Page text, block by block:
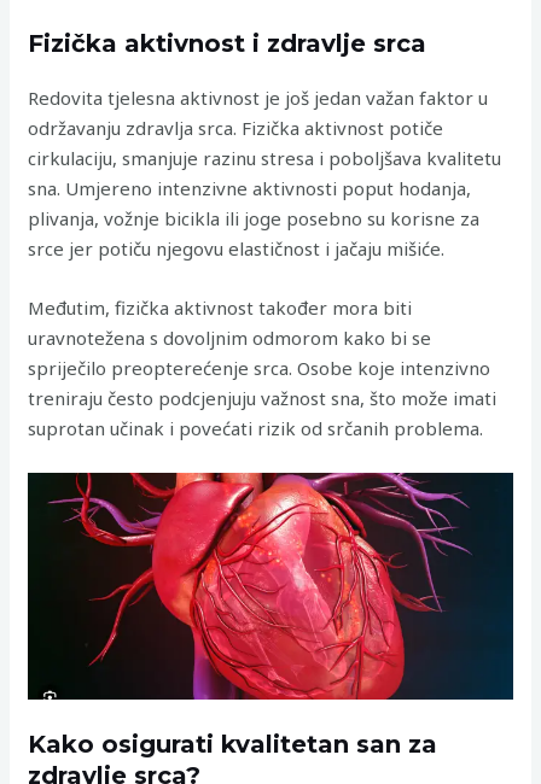
Fizička aktivnost i zdravlje srca
Redovita tjelesna aktivnost je još jedan važan faktor u
održavanju zdravlja srca. Fizička aktivnost potiče
cirkulaciju, smanjuje razinu stresa i poboljšava kvalitetu
sna. Umjereno intenzivne aktivnosti poput hodanja,
plivanja, vožnje bicikla ili joge posebno su korisne za
srce jer potiču njegovu elastičnost i jačaju mišiće.
Međutim, fizička aktivnost također mora biti
uravnotežena s dovoljnim odmorom kako bi se
spriječilo preopterećenje srca. Osobe koje intenzivno
treniraju često podcjenjuju važnost sna, što može imati
suprotan učinak i povećati rizik od srčanih problema.
Kako osigurati kvalitetan san za
zdravlje srca?